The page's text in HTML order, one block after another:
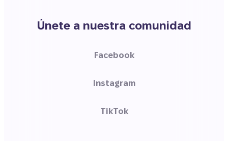
Únete a nuestra comunidad
Facebook
Instagram
TikTok